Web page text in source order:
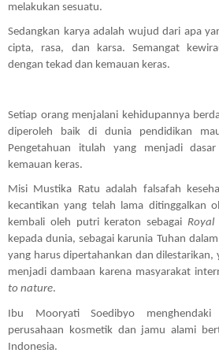
melakukan sesuatu.
Sedangkan karya adalah wujud dari apa
cipta, rasa, dan karsa. Semangat
dengan tekad dan kemauan keras.
Setiap orang menjalani kehidupannya
diperoleh baik di dunia pendidikan
Pengetahuan itulah yang menjadi
kemauan keras.
Misi Mustika Ratu adalah falsafah
kecantikan yang telah lama ditinggalkan
kembali oleh putri keraton sebagai Royal
kepada dunia, sebagai karunia Tuhan
yang harus dipertahankan dan dilestarikan,
menjadi dambaan karena masyarakat
to nature.
Ibu Mooryati Soedibyo
perusahaan kosmetik dan jamu alami
Indonesia.